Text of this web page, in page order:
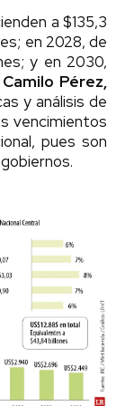
a $135,3
en 2028, de
y en 2030,
Camilo Pérez,
y análisis de
vencimientos
pues son